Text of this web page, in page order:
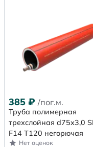
385 ₽ /пог.м.
Труба полимерная
трехслойная d75х3,0
F14 Т120 негорючая
Нет оценок